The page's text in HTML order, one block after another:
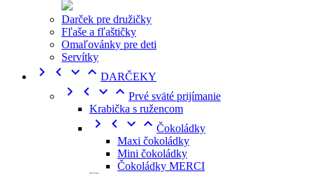
Darček pre družičky
Fľaše a fľaštičky
Omaľovánky pre deti
Servítky
    DARČEKY
    Prvé sväté prijímanie
Krabička s ružencom
    Čokoládky
Maxi čokoládky
Mini čokoládky
Čokoládky MERCI